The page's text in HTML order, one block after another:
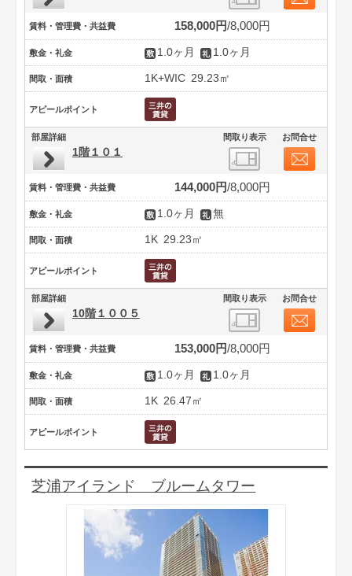
賃料・管理費・共益費 158,000円 8,000円
敷金・礼金 1.0ヶ月 1.0ヶ月
間取・面積 1K+WIC 29.23㎡
アピールポイント
部屋詳細 間取り表示 お問合せ
1階１０１
賃料・管理費・共益費 144,000円 8,000円
敷金・礼金 1.0ヶ月 無
間取・面積 1K 29.23㎡
アピールポイント
部屋詳細 間取り表示 お問合せ
10階１００５
賃料・管理費・共益費 153,000円 8,000円
敷金・礼金 1.0ヶ月 1.0ヶ月
間取・面積 1K 26.47㎡
アピールポイント
芝浦アイランド ブルームタワー